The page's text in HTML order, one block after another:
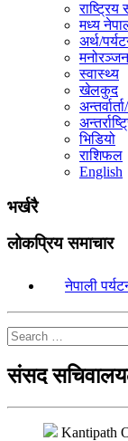
राष्ट्रिय
मध्य
अर्थ/
मनोरञ्जन
स्वास्थ्य
खेलकुद
भिडियो
राशिफल
English
भर्खरै
लोकप्रिय समाचार
नेपाली
संसद
Kantipath